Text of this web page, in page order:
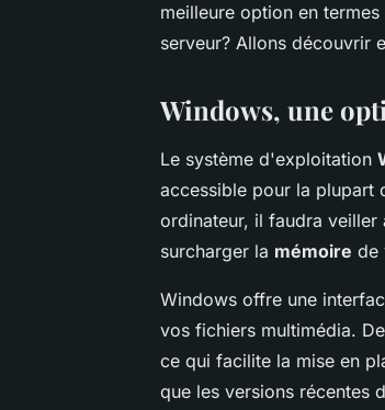
meilleure option en termes
serveur? Allons découvrir
Windows, une
Le système d'exploitation
accessible pour la plupart
ordinateur, il faudra
surcharger la mémoire de
Windows offre une
vos fichiers multimédia.
ce qui facilite la mise en
que les versions récentes